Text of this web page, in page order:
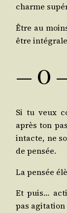
charme
Être au
être
— O
Si tu veux
après ton
intacte, ne
de pensée.
La pen­sée
Et puis…
pas agitation